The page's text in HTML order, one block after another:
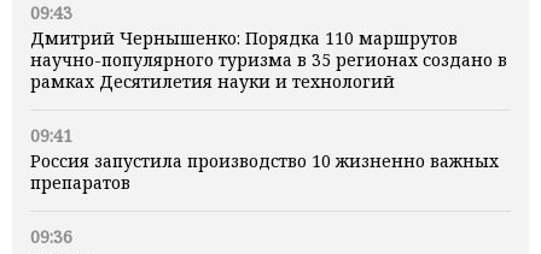
09:43
Дмитрий Чернышенко: Порядка 110 маршрутов
научно-популярного туризма в 35 регионах создано в
рамках Десятилетия науки и технологий
09:41
Россия запустила производство 10 жизненно важных
препаратов
09:36